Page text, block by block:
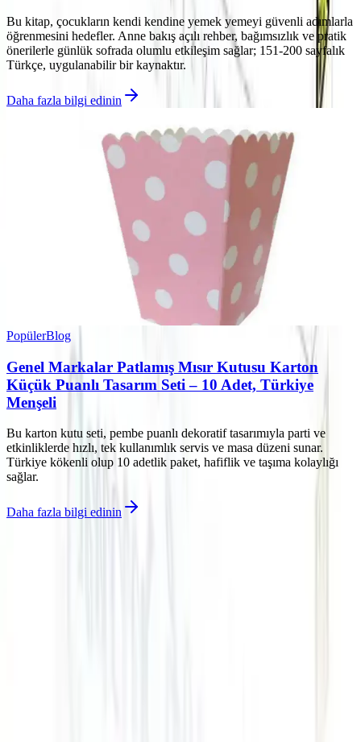
Bu kitap, çocukların kendi kendine yemek yemeyi güvenli adımlarla
öğrenmesini hedefler. Anne bakış açılı rehber, bağımsızlık ve pratik
önerilerle günlük sofrada olumlu etkileşim sağlar; 151-200 sayfalık
Türkçe, uygulanabilir bir kaynaktır.
Daha fazla bilgi edinin
PopülerBlog
Genel Markalar Patlamış Mısır Kutusu Karton
Küçük Puanlı Tasarım Seti – 10 Adet, Türkiye
Menşeli
Bu karton kutu seti, pembe puanlı dekoratif tasarımıyla parti ve
etkinliklerde hızlı, tek kullanımlık servis ve masa düzeni sunar.
Türkiye kökenli olup 10 adetlik paket, hafiflik ve taşıma kolaylığı
sağlar.
Daha fazla bilgi edinin